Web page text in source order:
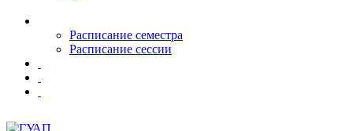
Расписание семестра
Расписание сессии